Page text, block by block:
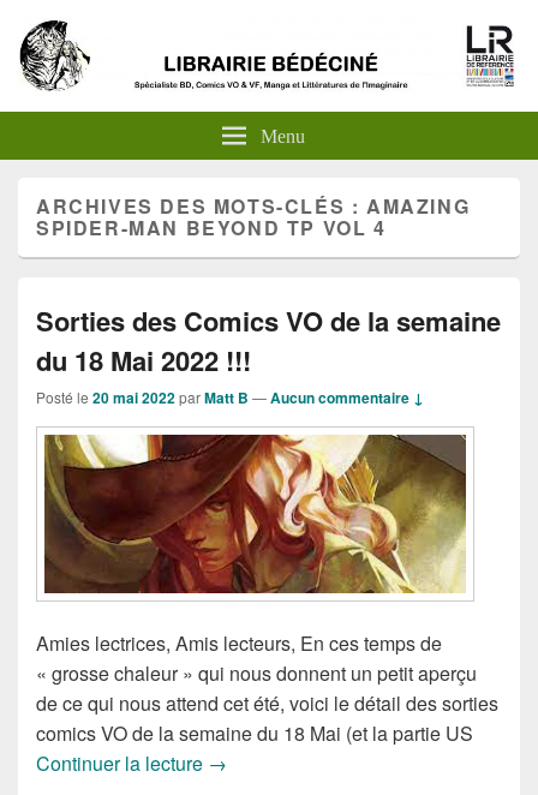
Menu
ARCHIVES DES MOTS-CLÉS : AMAZING
SPIDER-MAN BEYOND TP VOL 4
Sorties des Comics VO de la semaine
du 18 Mai 2022 !!!
Posté le 20 mai 2022parMatt B —Aucun commentaire ↓
Amies lectrices, Amis lecteurs, En ces temps de
« grosse chaleur » qui nous donnent un petit aperçu
de ce qui nous attend cet été, voici le détail des sorties
comics VO de la semaine du 18 Mai (et la partie US
Continuer la lecture Sorties des Comics VO de la semaine
→